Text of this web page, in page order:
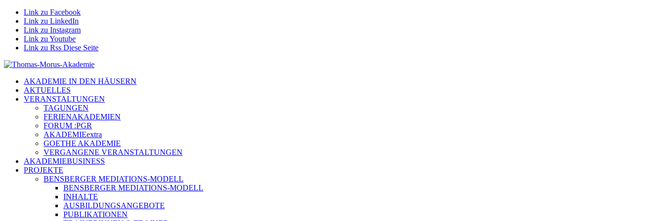
Link zu Facebook
Link zu LinkedIn
Link zu Instagram
Link zu Youtube
Link zu Rss Diese Seite
AKADEMIE IN DEN HÄUSERN
AKTUELLES
VERANSTALTUNGEN
TAGUNGEN
FERIENAKADEMIEN
FORUM :PGR
AKADEMIEextra
GOETHE AKADEMIE
VERGANGENE VERANSTALTUNGEN
AKADEMIEBUSINESS
PROJEKTE
BENSBERGER MEDIATIONS-MODELL
BENSBERGER MEDIATIONS-MODELL
INHALTE
AUSBILDUNGSANGEBOTE
PUBLIKATIONEN